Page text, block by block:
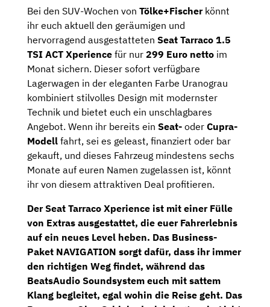
Bei den SUV-Wochen von Tölke+Fischerkönnt
ihr euch aktuell den geräumigen und
hervorragend ausgestatteten Seat Tarraco 1.5
TSI ACT Xperience für nur 299 Euro netto im
Monat sichern. Dieser sofort verfügbare
Lagerwagen in der eleganten Farbe Uranograu
kombiniert stilvolles Design mit modernster
Technik und bietet euch ein unschlagbares
Angebot. Wenn ihr bereits ein Seat- oder Cupra-
Modell fahrt, sei es geleast, finanziert oder bar
gekauft, und dieses Fahrzeug mindestens sechs
Monate auf euren Namen zugelassen ist, könnt
ihr von diesem attraktiven Deal profitieren.
Der Seat Tarraco Xperience ist mit einer Fülle
von Extras ausgestattet, die euer Fahrerlebnis
auf ein neues Level heben. Das Business-
Paket NAVIGATION sorgt dafür, dass ihr immer
den richtigen Weg findet, während das
BeatsAudio Soundsystem euch mit sattem
Klang begleitet, egal wohin die Reise geht. Das